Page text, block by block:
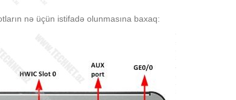
nə üçün istifadə olunmasına baxaq: